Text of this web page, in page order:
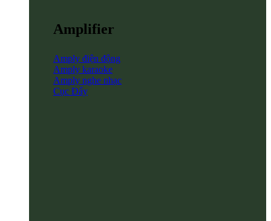
Amplifier
Amply điện động
Amply karaoke
Amply nghe nhạc
Cục Đẩy